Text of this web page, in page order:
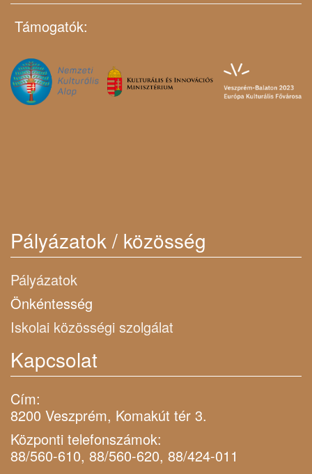
Támogatók:
Pályázatok / közösség
Pályázatok
Önkéntesség
Iskolai közösségi szolgálat
Kapcsolat
Cím:
8200 Veszprém, Komakút tér 3.
Központi telefonszámok:
88/560-610, 88/560-620, 88/424-011